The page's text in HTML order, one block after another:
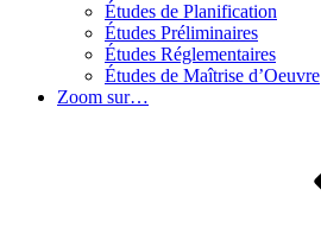
Études de Planification
Études Préliminaires
Études Réglementaires
Études de Maîtrise d’Oeuvre
Zoom sur…